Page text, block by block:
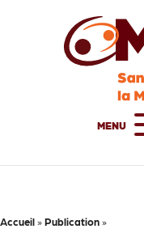
MENU
Accueil » Publication »